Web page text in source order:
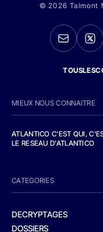
© 2026 Talmont
MIEUX NOUS CONNAITRE
ATLANTICO C'EST QUI,
LE RESEAU D'ATLANTICO
CATEGORIES
DECRYPTAGES
DOSSIERS